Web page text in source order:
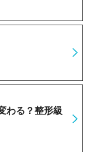
わる？整形級